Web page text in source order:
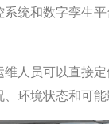
统和数字孪生
人员可以直接
环境状态和可能